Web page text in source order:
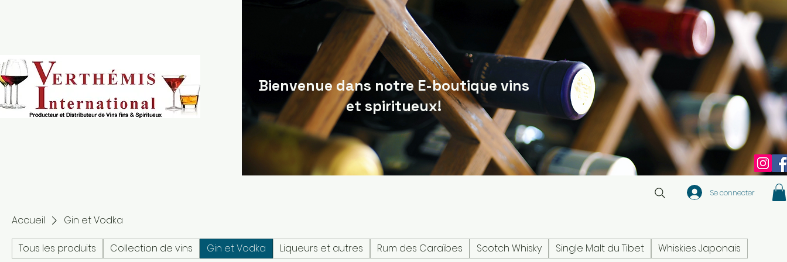
Bienvenue dans notre E-boutique vins
et spiritueux!
Se connecter
Accueil Gin et Vodka
Tous les produits Collection de vins Gin et Vodka Liqueurs et autres Rum des Caraïbes Scotch Whisky Single Malt du Tibet Whiskies Japonais